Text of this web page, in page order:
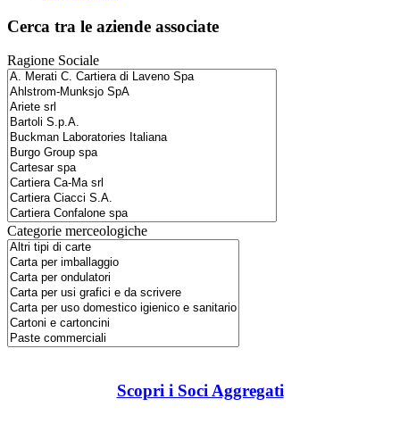
Cerca tra le aziende associate
Ragione Sociale
Categorie merceologiche
Scopri i Soci Aggregati